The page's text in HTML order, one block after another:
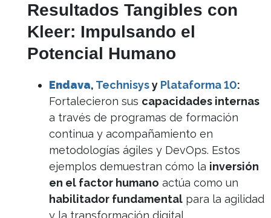
Resultados Tangibles con
Kleer: Impulsando el
Potencial Humano
Endava, Technisysy Plataforma 10:
Fortalecieron sus capacidades internas
a través de programas de formación
continua y acompañamiento en
metodologías ágiles y DevOps. Estos
ejemplos demuestran cómo la inversión
en el factor humano actúa como un
habilitador fundamentalpara la agilidad